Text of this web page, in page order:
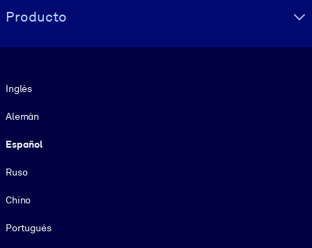
Producto
Inglés
Alemán
Español
Ruso
Chino
Portugués